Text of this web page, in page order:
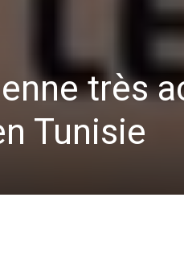
très
Tunisie